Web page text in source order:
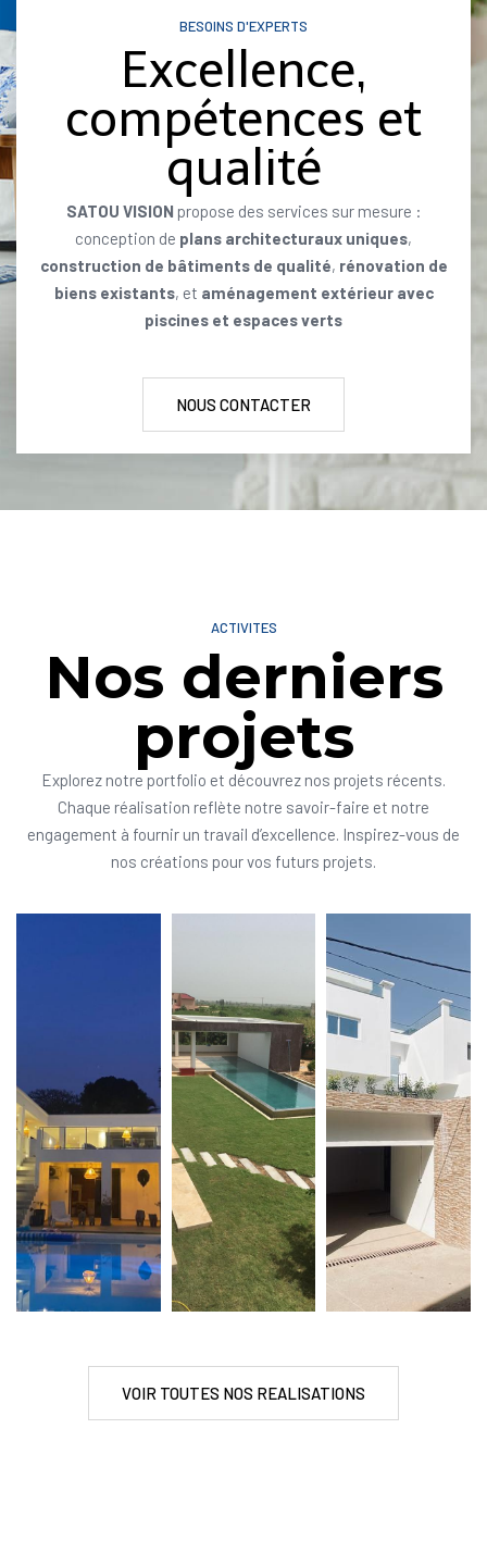
BESOINS D'EXPERTS
Excellence,
compétences et
qualité
SATOU VISION propose des services sur mesure :
conception de plans architecturaux uniques,
construction de bâtiments de qualité, rénovation de
biens existants, et aménagement extérieur avec
piscines et espaces verts
NOUS CONTACTER
ACTIVITES
Nos derniers
projets
Explorez notre portfolio et découvrez nos projets récents.
Chaque réalisation reflète notre savoir-faire et notre
engagement à fournir un travail d’excellence. Inspirez-vous de
nos créations pour vos futurs projets.
VOIR TOUTES NOS REALISATIONS